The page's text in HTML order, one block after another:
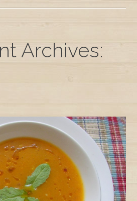
Archives: